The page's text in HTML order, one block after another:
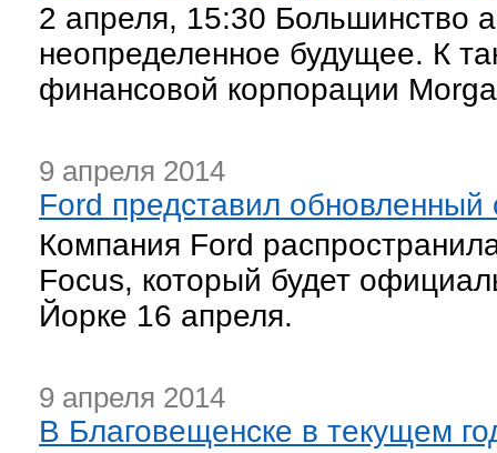
2 апреля, 15:30 Большинство
неопределенное будущее. К
финансовой корпорации
9 апреля 2014
Ford представил обновленный
Компания Ford
Focus, который будет
Йорке 16 апреля.
9 апреля 2014
В Благовещенске в текущем